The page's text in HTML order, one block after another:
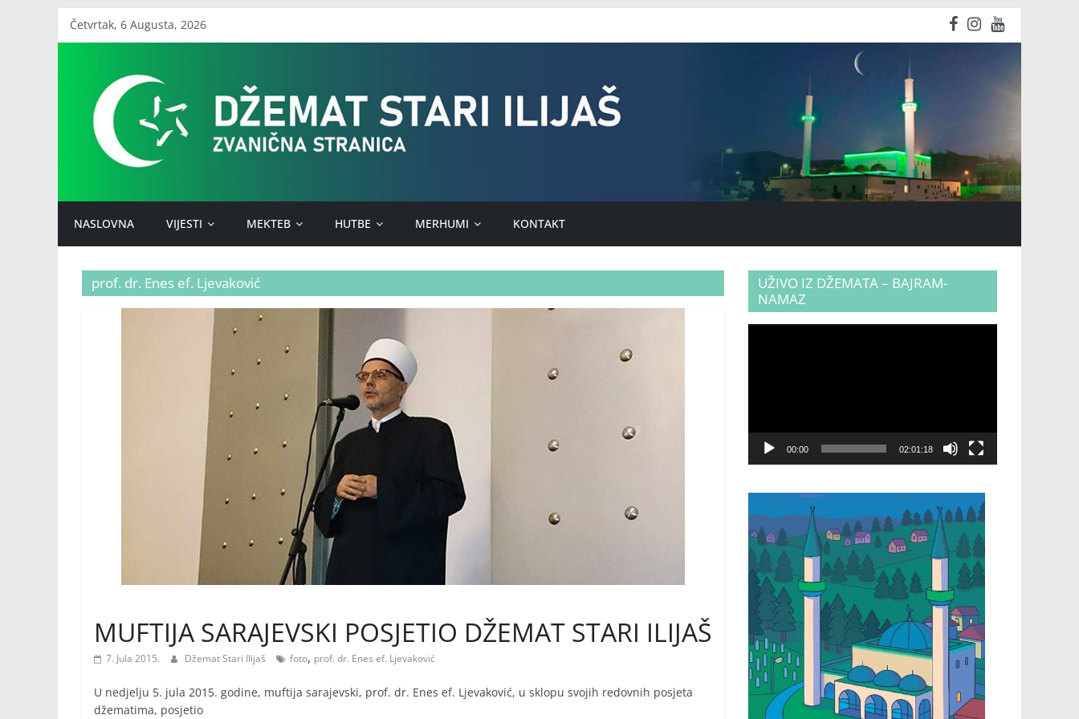
SkipČetvrtak, 6 Augusta, 2026
Džemat
Stari
Ilijaš
NASLOVNA VIJESTI MEKTEB HUTBE MERHUMI KONTAKT
prof. dr. Enes ef. Ljevaković
MUFTIJA SARAJEVSKI POSJETIO DŽEMAT STARI ILIJAŠ
7. Jula 2015. Džemat Stari Ilijaš foto, prof. dr. Enes ef. Ljevaković
U nedjelju 5. jula 2015. godine, muftija sarajevski, prof. dr. Enes ef. Ljevaković, u sklopu svojih redovnih posjeta
džematima, posjetio
UŽIVO IZ DŽEMATA – BAJRAM-
NAMAZ
00:00 02:01:18